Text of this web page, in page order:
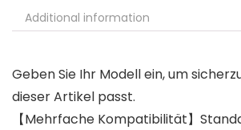
Additional information
Geben Sie Ihr Modell ein, um
dieser Artikel passt.
【Mehrfache Kompatibilität】